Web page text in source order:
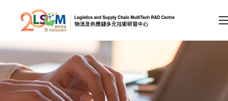
Skip to content (Press enter)
Member Login
A EN 繁 简